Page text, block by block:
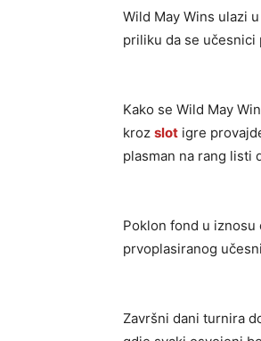
Wild May Wins ulazi
priliku da se
Kako se Wild May
kroz slot igre
plasman na rang listi
Poklon fond u iznosu
prvoplasiranog
Završni dani turnira